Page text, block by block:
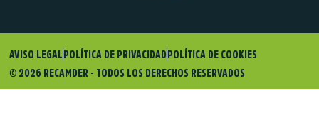
© 2026 RECAMDER - TODOS LOS DERECHOS RESERVADOS
AVISO LEGAL POLÍTICA DE PRIVACIDAD POLÍTICA DE COOKIES